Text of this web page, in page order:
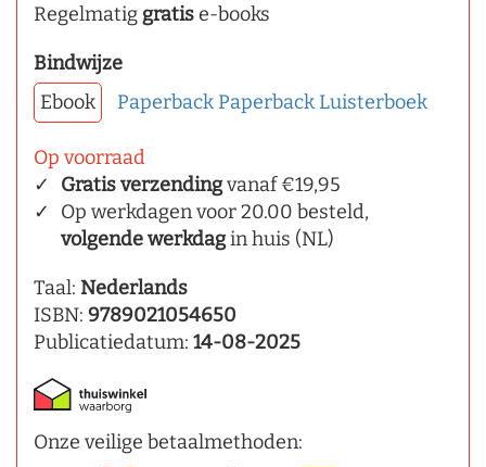
Regelmatig gratise-books
Bindwijze
Ebook
Paperback Paperback Luisterboek
Op voorraad
Gratis verzendingvanaf €19,95
Op werkdagen voor 20.00 besteld,
volgende werkdagin huis (NL)
Taal: Nederlands
ISBN: 9789021054650
Publicatiedatum: 14-08-2025
Onze veilige betaalmethoden: